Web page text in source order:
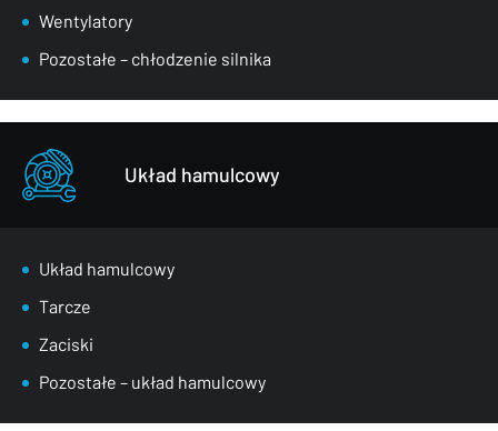
Wentylatory
Pozostałe – chłodzenie silnika
Układ hamulcowy
Układ hamulcowy
Tarcze
Zaciski
Pozostałe – układ hamulcowy